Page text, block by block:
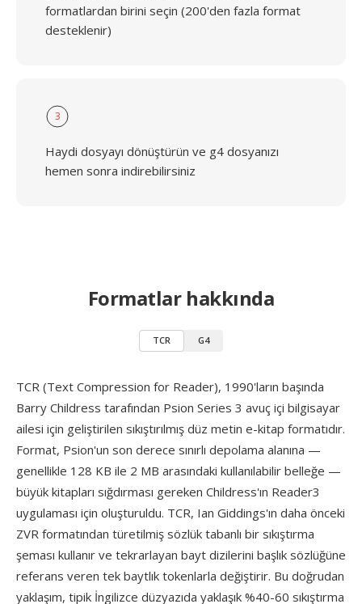
formatlardan birini seçin (200'den fazla format
desteklenir)
3
Haydi dosyayı dönüştürün ve g4 dosyanızı
hemen sonra indirebilirsiniz
Formatlar hakkında
TCR G4
TCR (Text Compression for Reader), 1990'ların başında
Barry Childress tarafından Psion Series 3 avuç içi bilgisayar
ailesi için geliştirilen sıkıştırılmış düz metin e-kitap formatıdır.
Format, Psion'un son derece sınırlı depolama alanına —
genellikle 128 KB ile 2 MB arasındaki kullanılabilir belleğe —
büyük kitapları sığdırması gereken Childress'ın Reader3
uygulaması için oluşturuldu. TCR, Ian Giddings'ın daha önceki
ZVR formatından türetilmiş sözlük tabanlı bir sıkıştırma
şeması kullanır ve tekrarlayan bayt dizilerini başlık sözlüğüne
referans veren tek baytlık tokenlarla değiştirir. Bu doğrudan
yaklaşım, tipik İngilizce düzyazıda yaklaşık %40-60 sıkıştırma